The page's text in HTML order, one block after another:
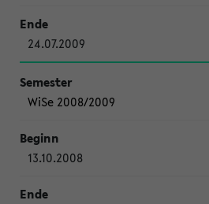
24.07.2009
WiSe 2008/2009
13.10.2008